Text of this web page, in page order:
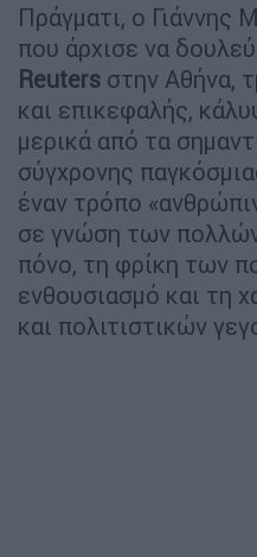
Πράγματι, ο Γιάννης
που άρχισε να
Reuters στην Αθήνα,
και επικεφαλής,
μερικά από τα
σύγχρονης
έναν τρόπο
σε γνώση των
πόνο, τη φρίκη των
ενθουσιασμό και τη
και πολιτιστικών